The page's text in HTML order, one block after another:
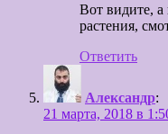
Вот видите,
растения,
Ответить
Александр:
21 марта, 2018 в